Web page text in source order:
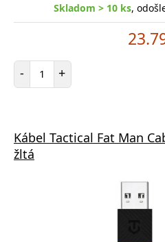
Skladom > 10 ks,
- Počet položiek
+
Kábel Tactical Fat Man
žltá